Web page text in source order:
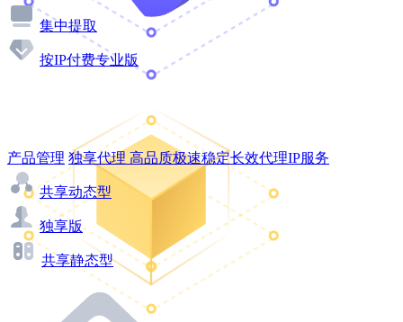
集中提取
按IP付费专业版
产品管理 独享代理 高品质极速稳定长效代理IP服务
共享动态型
独享版
共享静态型